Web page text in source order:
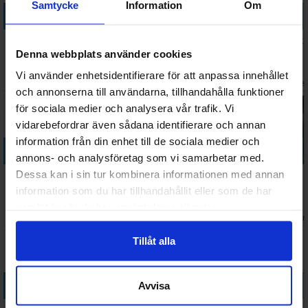
Samtycke Information Om
Denna webbplats använder cookies
Vi använder enhetsidentifierare för att anpassa innehållet
och annonserna till användarna, tillhandahålla funktioner
för sociala medier och analysera vår trafik. Vi
vidarebefordrar även sådana identifierare och annan
information från din enhet till de sociala medier och
annons- och analysföretag som vi samarbetar med.
Dessa kan i sin tur kombinera informationen med annan
information som du har tillhandahållit eller som de har
Tillåt alla
Avvisa
Köp
Pictures
Kortspel -
ENGELSK
224 SEK I lager:9
Brädspel
178 SEKVäntas in:
2026-08-31
Ordspel
188 SEK I lager:10
Köp
Copag Kortlek
Röd 100%
plast
104 SEK I
Köp
Oogachakka -
SVENSK
Köp
Black Stories
Shit Happens
Köp
Twilight
Imperium 4th
Brädspel
Köp
Cosmic
Encounter
Anniversery
I